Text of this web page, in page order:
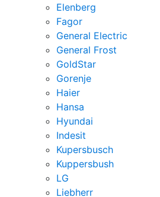
Elenberg
Fagor
General Electric
General Frost
GoldStar
Gorenje
Haier
Hansa
Hyundai
Indesit
Kupersbusch
Kuppersbush
LG
Liebherr